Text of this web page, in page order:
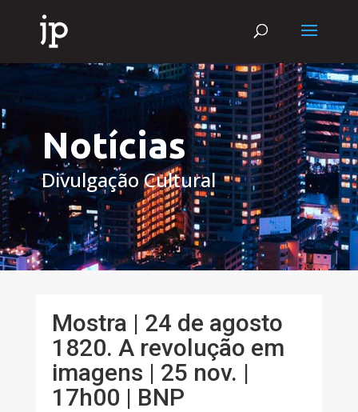
Notícias
Divulgação Cultural
Mostra | 24 de agosto
1820. A revolução em
imagens | 25 nov. |
17h00 | BNP